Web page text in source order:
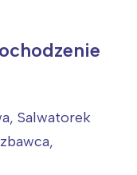
Salwatorek
zbawca,